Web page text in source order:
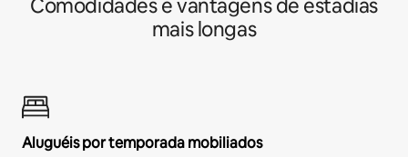
Comodidades e vantagens de estadias
mais longas
Aluguéis por temporada mobiliados